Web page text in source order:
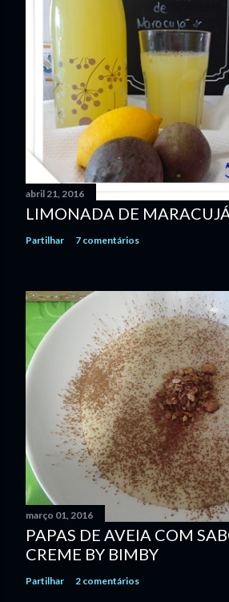
abril 21, 2016
LIMONADA DE
Partilhar 7 comentários
março 01, 2016
PAPAS DE AVEIA COM
CREME BY BIMBY
Partilhar 2 comentários